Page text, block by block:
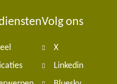
Volg ons
X
Linkedin